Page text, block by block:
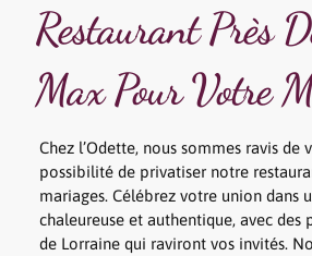
Restaurant Près
Max Pour Votre
Chez l’Odette, nous sommes ravis de
possibilité de privatiser notre
mariages. Célébrez votre union dans
chaleureuse et authentique, avec des
de Lorraine qui raviront vos invités.